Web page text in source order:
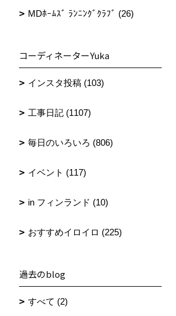
MDﾎｰﾑｽﾞ ﾗﾝﾆﾝｸﾞｸﾗﾌﾞ (26)
コーディネーターYuka
インスタ投稿 (103)
工事日記 (1107)
毎日のいろいろ (806)
イベント (117)
in フィンランド (10)
おすすめイロイロ (225)
過去のblog
すべて (2)